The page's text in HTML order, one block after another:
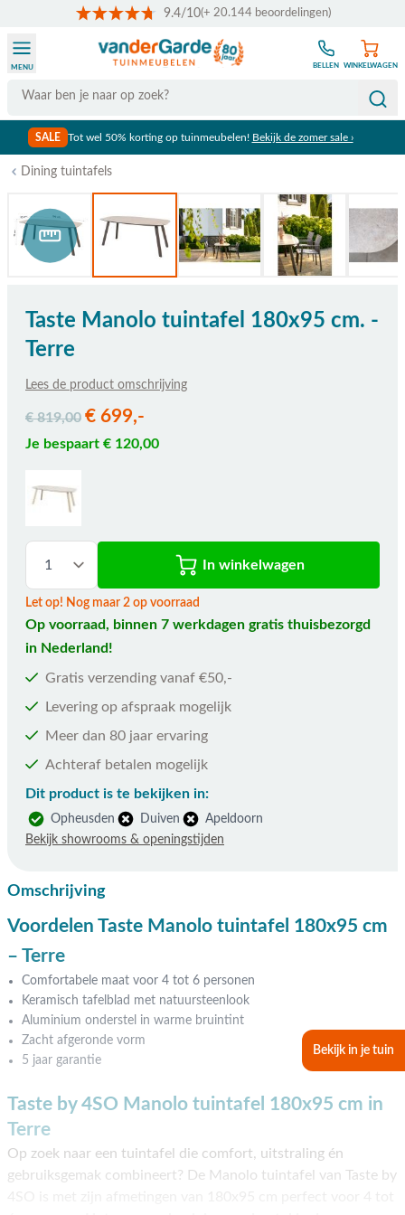
9.4/10(+ 20.144 beoordelingen)
Search
MENU BELLEN WINKELWAGEN
SALE Tot wel 50% korting op tuinmeubelen! Bekijk de zomer sale ›
Bekijk in je tuin
Dining tuintafels
Bekijk afmetingen
Taste Manolo tuintafel 180x95 cm. -
Terre
Lees de product omschrijving
€ 819,00 € 699,-
Je bespaart € 120,00
In winkelwagen
Let op! Nog maar 2 op voorraad
Op voorraad, binnen 7 werkdagen gratis thuisbezorgd
in Nederland!
Gratis verzending vanaf €50,-
Levering op afspraak mogelijk
Meer dan 80 jaar ervaring
Achteraf betalen mogelijk
Dit product is te bekijken in:
Opheusden Duiven
Apeldoorn
Bekijk showrooms & openingstijden
Omschrijving
Voordelen Taste Manolo tuintafel 180x95 cm
– Terre
Comfortabele maat voor 4 tot 6 personen
Keramisch tafelblad met natuursteenlook
Aluminium onderstel in warme bruintint
Zacht afgeronde vorm
5 jaar garantie
Taste by 4SO Manolo tuintafel 180x95 cm in
Terre
Op zoek naar een tuintafel die comfort, uitstraling én
gebruiksgemak combineert? De Manolo tuintafel van Taste by